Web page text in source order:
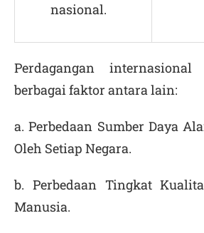
nasional.
Perdagangan
berbagai faktor antara lain:
a. Perbedaan Sumber Daya
Oleh Setiap Negara.
b. Perbedaan Tingkat
Manusia.